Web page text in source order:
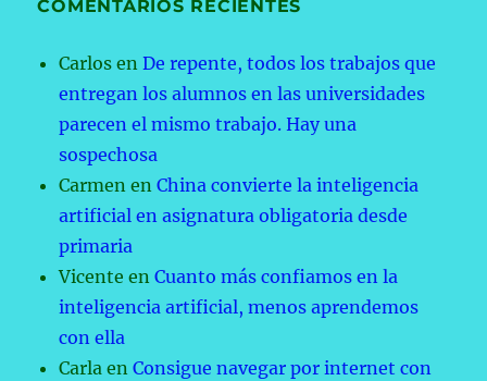
COMENTARIOS RECIENTES
Carlos enDe repente, todos los trabajos que
entregan los alumnos en las universidades
parecen el mismo trabajo. Hay una
sospechosa
Carmen enChina convierte la inteligencia
artificial en asignatura obligatoria desde
primaria
Vicente enCuanto más confiamos en la
inteligencia artificial, menos aprendemos
con ella
Carla enConsigue navegar por internet con